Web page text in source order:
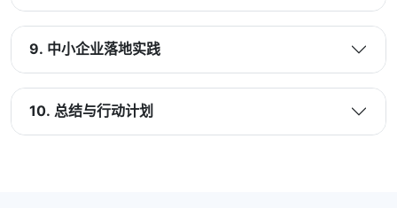
9. 中小企业落地实践
10. 总结与行动计划